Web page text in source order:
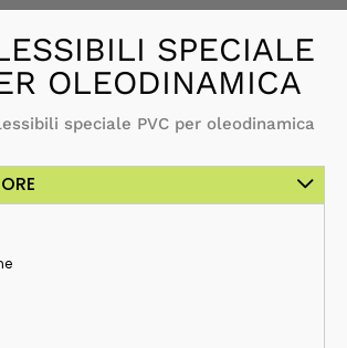
SPECIALE
OLEODINAMICA
speciale PVC per oleodinamica